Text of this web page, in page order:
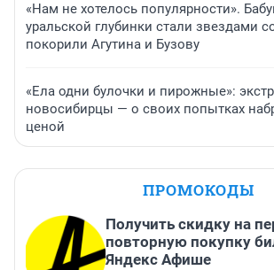
«Нам не хотелось популярности».
уральской глубинки стали звездами
покорили Агутина и Бузову
«Ела одни булочки и пирожные»:
новосибирцы — о своих попытках
ценой
ПРОМОКОДЫ
Получить скидку на
повторную покупку
Яндекс Афише